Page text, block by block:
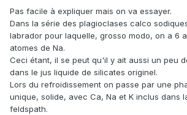
Pas facile à expliquer mais on va essayer.
Dans la série des plagioclases calco
labrador pour laquelle, grosso modo, on a 6
atomes de Na.
Ceci étant, il se peut qu'il y ait aussi un peu
dans le jus liquide de silicates originel.
Lors du refroidissement on passe par une
unique, solide, avec Ca, Na et K inclus dans
feldspath.